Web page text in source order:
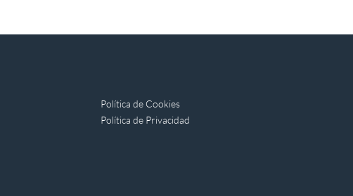
Política de Cookies
Política de Privacidad